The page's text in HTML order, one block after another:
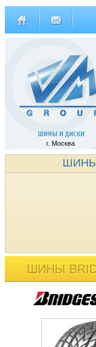
г. Москва
ШИНЫ